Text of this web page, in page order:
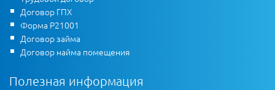
Договор ГПХ
Форма Р21001
Договор займа
Договор найма помещения
Полезная информация